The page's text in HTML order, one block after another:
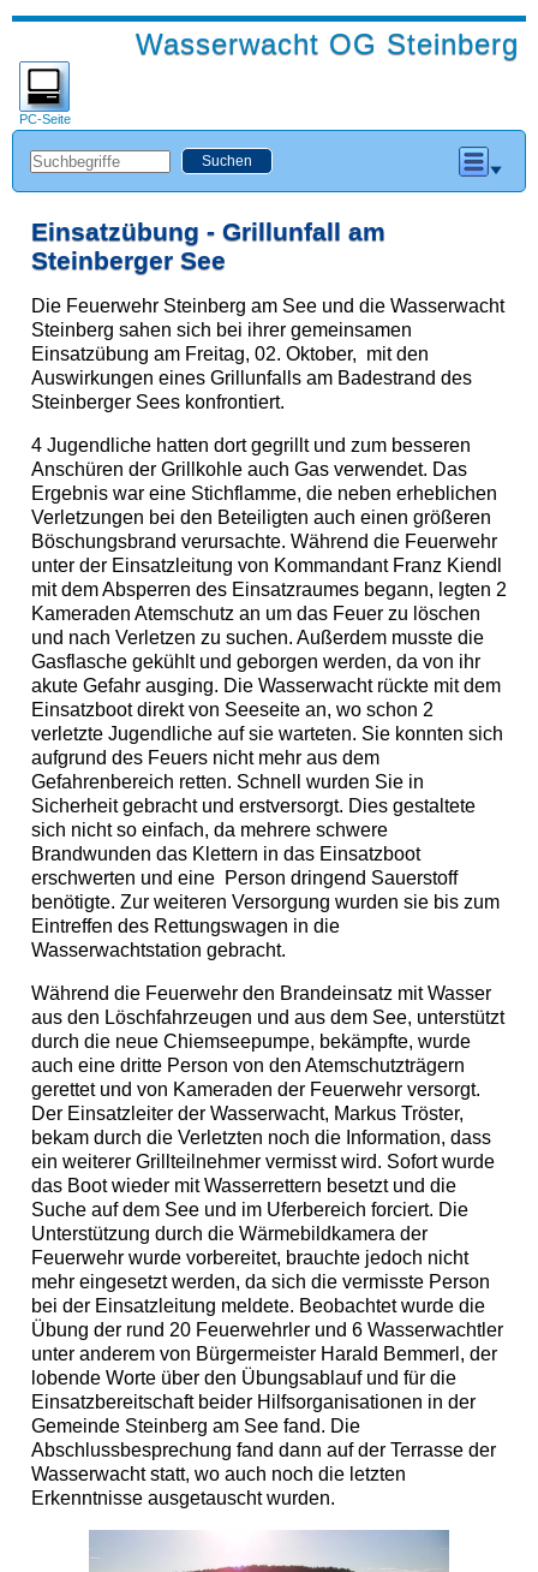
Wasserwacht OG Steinberg
PC-Seite
Einsatzübung - Grillunfall am
Steinberger See
Die Feuerwehr Steinberg am See und die Wasserwacht
Steinberg sahen sich bei ihrer gemeinsamen
Einsatzübung am Freitag, 02. Oktober, mit den
Auswirkungen eines Grillunfalls am Badestrand des
Steinberger Sees konfrontiert.
4 Jugendliche hatten dort gegrillt und zum besseren
Anschüren der Grillkohle auch Gas verwendet. Das
Ergebnis war eine Stichflamme, die neben erheblichen
Verletzungen bei den Beteiligten auch einen größeren
Böschungsbrand verursachte. Während die Feuerwehr
unter der Einsatzleitung von Kommandant Franz Kiendl
mit dem Absperren des Einsatzraumes begann, legten 2
Kameraden Atemschutz an um das Feuer zu löschen
und nach Verletzen zu suchen. Außerdem musste die
Gasflasche gekühlt und geborgen werden, da von ihr
akute Gefahr ausging. Die Wasserwacht rückte mit dem
Einsatzboot direkt von Seeseite an, wo schon 2
verletzte Jugendliche auf sie warteten. Sie konnten sich
aufgrund des Feuers nicht mehr aus dem
Gefahrenbereich retten. Schnell wurden Sie in
Sicherheit gebracht und erstversorgt. Dies gestaltete
sich nicht so einfach, da mehrere schwere
Brandwunden das Klettern in das Einsatzboot
erschwerten und eine Person dringend Sauerstoff
benötigte. Zur weiteren Versorgung wurden sie bis zum
Eintreffen des Rettungswagen in die
Wasserwachtstation gebracht.
Während die Feuerwehr den Brandeinsatz mit Wasser
aus den Löschfahrzeugen und aus dem See, unterstützt
durch die neue Chiemseepumpe, bekämpfte, wurde
auch eine dritte Person von den Atemschutzträgern
gerettet und von Kameraden der Feuerwehr versorgt.
Der Einsatzleiter der Wasserwacht, Markus Tröster,
bekam durch die Verletzten noch die Information, dass
ein weiterer Grillteilnehmer vermisst wird. Sofort wurde
das Boot wieder mit Wasserrettern besetzt und die
Suche auf dem See und im Uferbereich forciert. Die
Unterstützung durch die Wärmebildkamera der
Feuerwehr wurde vorbereitet, brauchte jedoch nicht
mehr eingesetzt werden, da sich die vermisste Person
bei der Einsatzleitung meldete. Beobachtet wurde die
Übung der rund 20 Feuerwehrler und 6 Wasserwachtler
unter anderem von Bürgermeister Harald Bemmerl, der
lobende Worte über den Übungsablauf und für die
Einsatzbereitschaft beider Hilfsorganisationen in der
Gemeinde Steinberg am See fand. Die
Abschlussbesprechung fand dann auf der Terrasse der
Wasserwacht statt, wo auch noch die letzten
Erkenntnisse ausgetauscht wurden.